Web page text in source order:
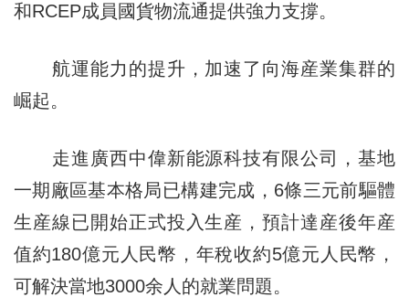
和RCEP成員國貨物流通提供強力支撐。
航運能力的提升，加速了向海産業集群的
崛起。
走進廣西中偉新能源科技有限公司，基地
一期廠區基本格局已構建完成，6條三元前驅體
生産線已開始正式投入生産，預計達産後年産
值約180億元人民幣，年稅收約5億元人民幣，
可解決當地3000余人的就業問題。